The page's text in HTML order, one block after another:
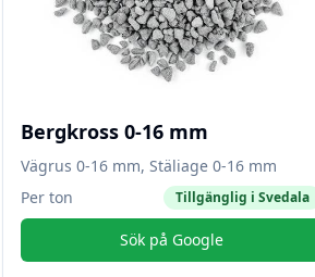
Bergkross 0-16 mm
Vägrus 0-16 mm, Stäliage 0-16 mm
Per ton
Tillgänglig i Svedala
Sök på Google